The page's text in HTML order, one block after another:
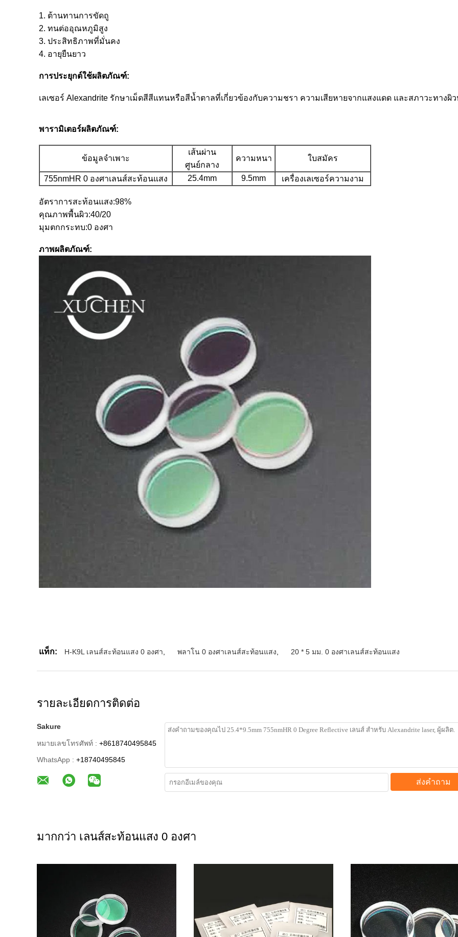
1. ต้านทานการขัดถู
2. ทนต่ออุณหภูมิสูง
3. ประสิทธิภาพที่มั่นคง
4. อายุยืนยาว
การประยุกต์ใช้ผลิตภัณฑ์:
เลเซอร์ Alexandrite รักษาเม็ดสีสีแทนหรือสีน้ำตาลที่เกี่ยวข้องกับความชรา ความเสียหายจากแสงแดด และสภาวะทางผิ
พารามิเตอร์ผลิตภัณฑ์:
ข้อมูลจำเพาะ
เส้นผ่าน
ศูนย์กลาง
ความหนา ใบสมัคร
755nmHR 0 องศาเลนส์สะท้อนแสง 25.4mm 9.5mm เครื่องเลเซอร์ความงาม
อัตราการสะท้อนแสง:98%
คุณภาพพื้นผิว:40/20
มุมตกกระทบ:0 องศา
ภาพผลิตภัณฑ์:
แท็ก: H-K9L เลนส์สะท้อนแสง 0 องศา พลาโน 0 องศาเลนส์สะท้อนแสง 20 * 5 มม. 0 องศาเลนส์สะท้อนแสง
รายละเอียดการติดต่อ
Sakure
หมายเลขโทรศัพท์ : +8618740495845
WhatsApp : +18740495845
ส่งคำถาม
มากกว่า เลนส์สะท้อนแสง 0 องศา